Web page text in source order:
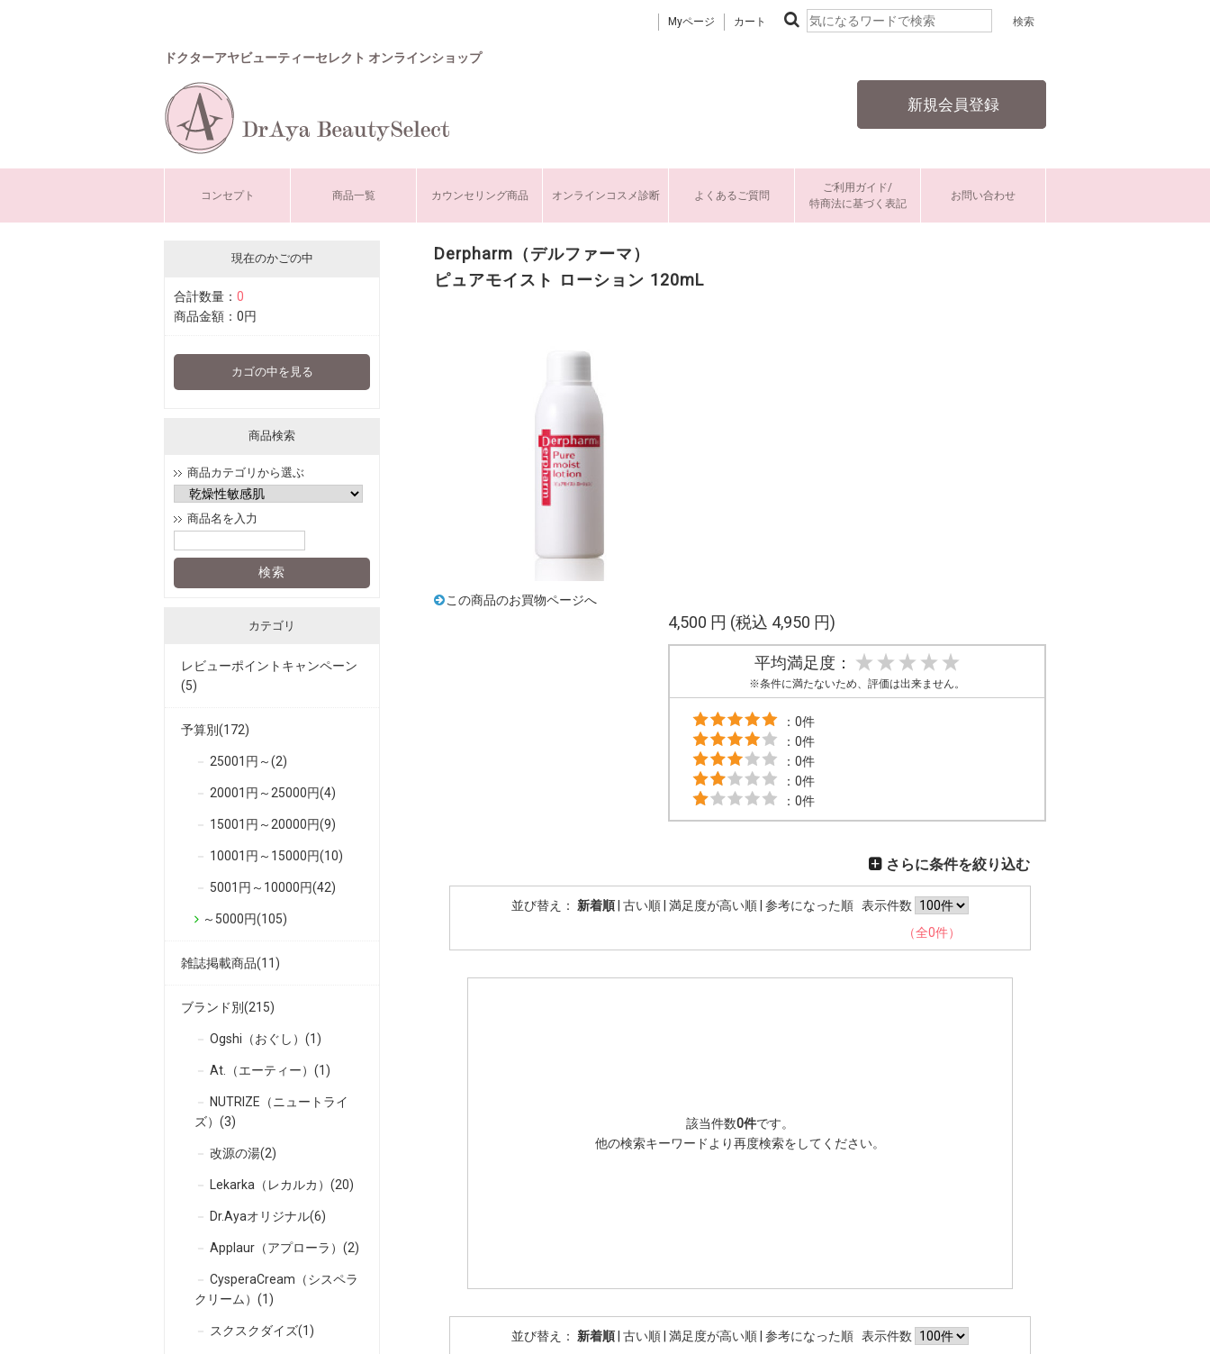
Myページ カート
ドクターアヤビューティーセレクト オンラインショップ
新規会員登録
コンセプト 商品一覧 カウンセリング商品 オンラインコスメ診断 よくあるご質問
ご利用ガイド/
特商法に基づく表記
お問い合わせ
現在のかごの中
合計数量： 0
商品金額： 0円
カゴの中を見る
商品検索
商品カテゴリから選ぶ
商品名を入力
カテゴリ
レビューポイントキャンペーン
(5)
予算別(172)
25001円～(2)
20001円～25000円(4)
15001円～20000円(9)
10001円～15000円(10)
5001円～10000円(42)
～5000円(105)
雑誌掲載商品(11)
ブランド別(215)
Ogshi（おぐし）(1)
At.（エーティー）(1)
NUTRIZE（ニュートライ
ズ）(3)
改源の湯(2)
Lekarka（レカルカ）(20)
Dr.Ayaオリジナル(6)
Applaur（アプローラ）(2)
CysperaCream（シスペラ
クリーム）(1)
スクスクダイズ(1)
Derpharm（デルファーマ）
ピュアモイスト ローション 120mL
この商品のお買物ページへ
4,500 円 (税込 4,950 円)
平均満足度：
※条件に満たないため、評価は出来ません。
：0件
：0件
：0件
：0件
：0件
さらに条件を絞り込む
並び替え： 新着順 古い順 満足度が高い順 参考になった順 表示件数
（全0件）
該当件数0件です。
他の検索キーワードより再度検索をしてください。
並び替え： 新着順 古い順 満足度が高い順 参考になった順 表示件数